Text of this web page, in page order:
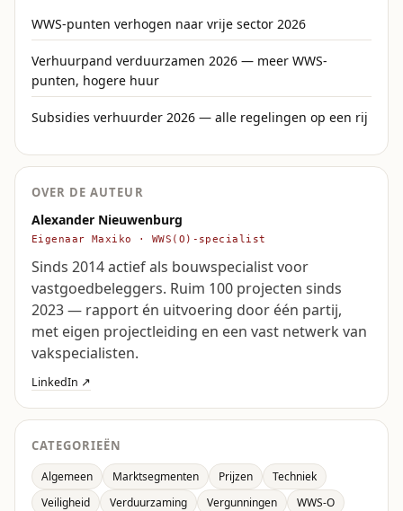
WWS-punten verhogen naar vrije sector 2026
Verhuurpand verduurzamen 2026 — meer WWS-
punten, hogere huur
Subsidies verhuurder 2026 — alle regelingen op een rij
OVER DE AUTEUR
Alexander Nieuwenburg
Eigenaar Maxiko · WWS(O)-specialist
Sinds 2014 actief als bouwspecialist voor
vastgoedbeleggers. Ruim 100 projecten sinds
2023 — rapport én uitvoering door één partij,
met eigen projectleiding en een vast netwerk van
vakspecialisten.
LinkedIn ↗
CATEGORIEËN
Algemeen Marktsegmenten Prijzen
Techniek
Veiligheid
Verduurzaming Vergunningen WWS-O